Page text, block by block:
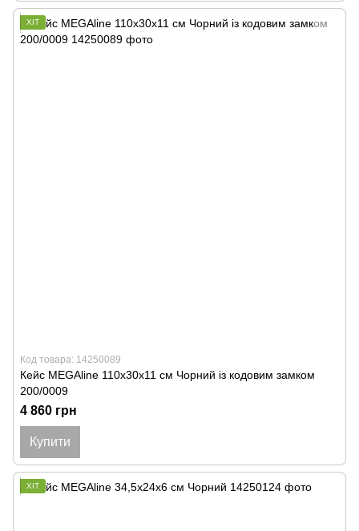
ХІТ
Код товара: 14250089
Кейс MEGAline 110х30х11 см Чорний із кодовим замком
200/0009
4 860 грн
Купити
ХІТ